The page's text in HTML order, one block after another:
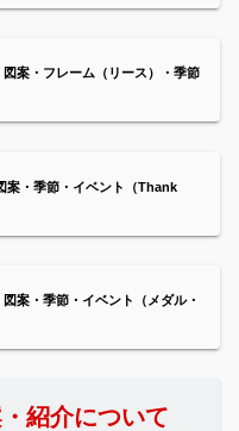
・フレーム（リース）・季節
・季節・イベント（Thank
・季節・イベント（メダル・
紹介について